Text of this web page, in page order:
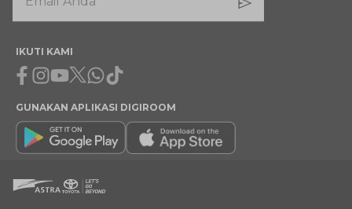
IKUTI KAMI
Facebook
Instagram
Youtube
X Whatsapp
Tiktok
GUNAKAN APLIKASI DIGIROOM